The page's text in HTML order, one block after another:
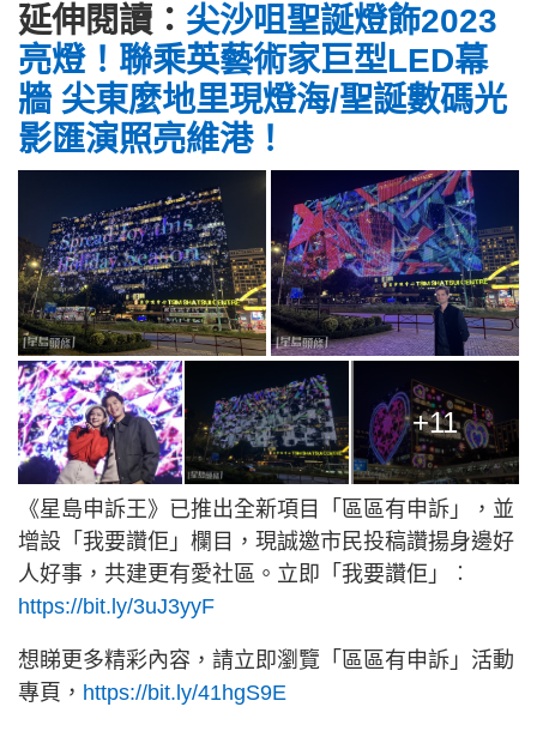
延伸閱讀： 尖沙咀聖誕燈飾2023
亮燈！聯乘英藝術家巨型LED幕
牆 尖東麼地里現燈海/聖誕數碼光
影匯演照亮維港！
+11
《星島申訴王》已推出全新項目「區區有申訴」，並
增設「我要讚佢」欄目，現誠邀市民投稿讚揚身邊好
人好事，共建更有愛社區。立即「我要讚佢」︰
https://bit.ly/3uJ3yyF
想睇更多精彩內容，請立即瀏覽「區區有申訴」活動
專頁， https://bit.ly/41hgS9E